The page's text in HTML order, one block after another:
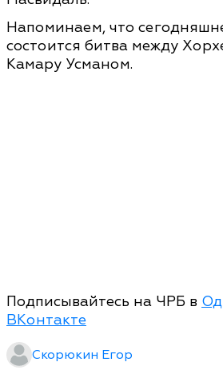
Напоминаем, что
состоится битва между
Камару Усманом.
Подписывайтесь на ЧРБ в
ВКонтакте
Скорюкин Егор